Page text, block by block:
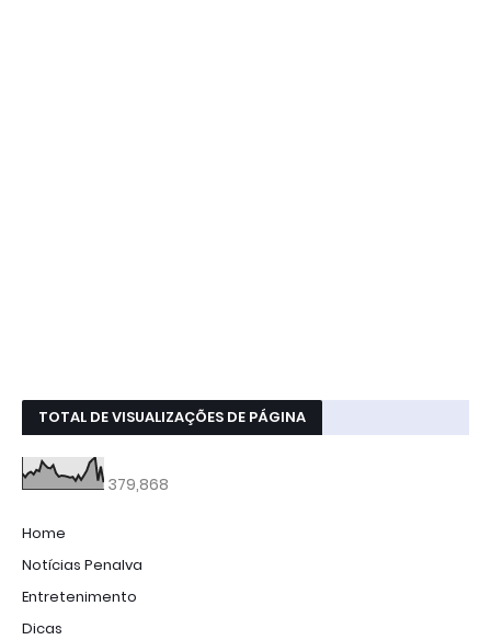
TOTAL DE VISUALIZAÇÕES DE PÁGINA
379,868
Home
Notícias Penalva
Entretenimento
Dicas